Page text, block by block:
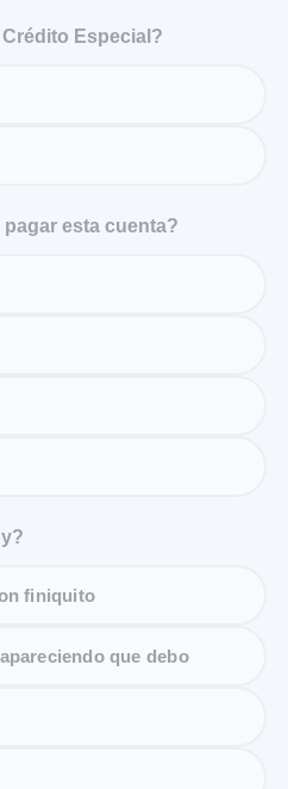
Especial?
esta cuenta?
finiquito
que debo